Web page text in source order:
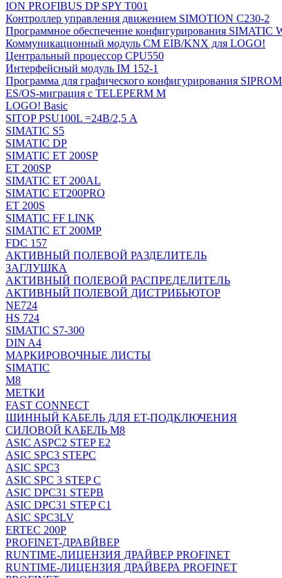
ION PROFIBUS DP SPY T001
Контроллер управления движением SIMOTION C230-2
Программное обеспечение конфигурирования SIMATIC
Коммуникационный модуль CM EIB/KNX для LOGO!
Центральный процессор CPU550
Интерфейсный модуль IM 152-1
Программа для графического конфигурирования
ES/OS-миграция с TELEPERM M
LOGO! Basic
SITOP PSU100L =24В/2,5 A
SIMATIC S5
SIMATIC DP
SIMATIC ET 200SP
ET 200SP
SIMATIC ET 200AL
SIMATIC ET200PRO
ET 200S
SIMATIC FF LINK
SIMATIC ET 200MP
FDC 157
АКТИВНЫЙ ПОЛЕВОЙ РАЗДЕЛИТЕЛЬ
ЗАГЛУШКА
АКТИВНЫЙ ПОЛЕВОЙ РАСПРЕДЕЛИТЕЛЬ
АКТИВНЫЙ ПОЛЕВОЙ ДИСТРИБЬЮТОР
NE724
HS 724
SIMATIC S7-300
DIN A4
МАРКИРОВОЧНЫЕ ЛИСТЫ
SIMATIC
M8
МЕТКИ
FAST CONNECT
ШИННЫЙ КАБЕЛЬ ДЛЯ ET-ПОДКЛЮЧЕНИЯ
СИЛОВОЙ КАБЕЛЬ M8
ASIC ASPC2 STEP E2
ASIC SPC3 STEPC
ASIC SPC3
ASIC SPC 3 STEP C
ASIC DPC31 STEPB
ASIC DPC31 STEP C1
ASIC SPC3LV
ERTEC 200P
PROFINET-ДРАВЙВЕР
RUNTIME-ЛИЦЕНЗИЯ ДРАЙВЕР PROFINET
RUNTIME-ЛИЦЕНЗИЯ ДРАЙВЕРА PROFINET